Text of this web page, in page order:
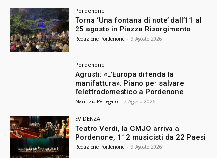
Pordenone
Torna ‘Una fontana di note’ dall’11 al
25 agosto in Piazza Risorgimento
Redazione Pordenone - 9 Agosto 2026
Pordenone
Agrusti: «L’Europa difenda la
manifattura». Piano per salvare
l’elettrodomestico a Pordenone
Maurizio Pertegato - 7 Agosto 2026
EVIDENZA
Teatro Verdi, la GMJO arriva a
Pordenone, 112 musicisti da 22 Paesi
Redazione Pordenone - 9 Agosto 2026